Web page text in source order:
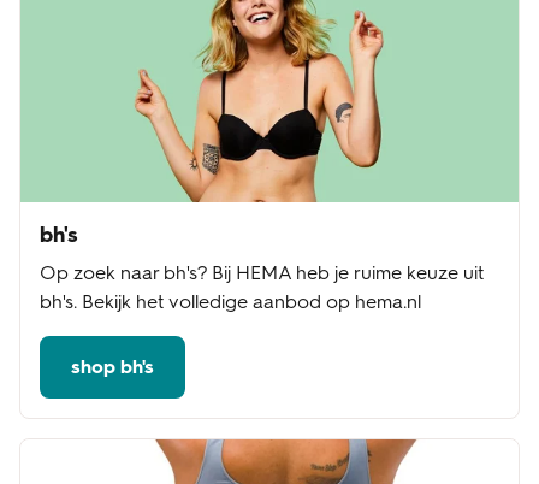
bh's
Op zoek naar bh's? Bij HEMA heb je ruime keuze uit
bh's. Bekijk het volledige aanbod op hema.nl
shop bh's